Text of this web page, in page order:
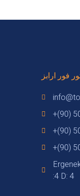
+(90)
+(90)
+(90)
:4 D: 4